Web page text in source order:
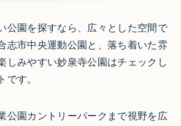
公園を探すなら、広々とした空間で
志市中央運動公園と、落ち着いた雰
しみやすい妙泉寺公園はチェックし
です。
公園カントリーパークまで視野を広